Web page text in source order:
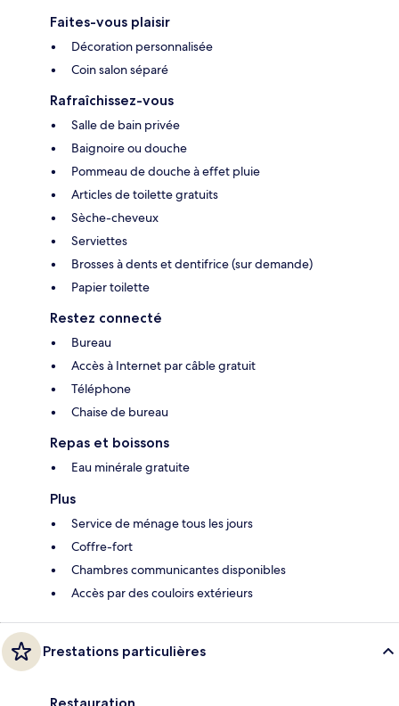
Faites-vous plaisir
Décoration personnalisée
Coin salon séparé
Rafraîchissez-vous
Salle de bain privée
Baignoire ou douche
Pommeau de douche à effet pluie
Articles de toilette gratuits
Sèche-cheveux
Serviettes
Brosses à dents et dentifrice (sur demande)
Papier toilette
Restez connecté
Bureau
Accès à Internet par câble gratuit
Téléphone
Chaise de bureau
Repas et boissons
Eau minérale gratuite
Plus
Service de ménage tous les jours
Coffre-fort
Chambres communicantes disponibles
Accès par des couloirs extérieurs
Prestations particulières